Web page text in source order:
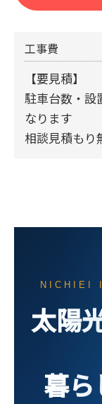
工事費
【要見積】
駐車台数・設
なります
相談見積もり
NICHIEI
太陽
暮